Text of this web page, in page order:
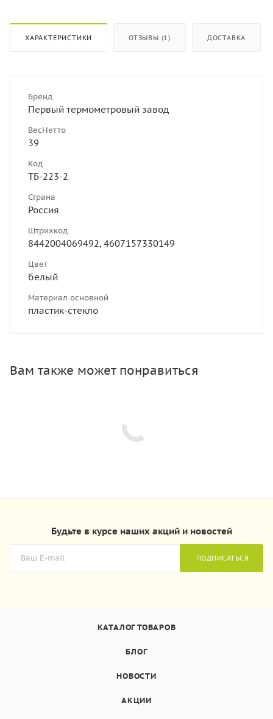
ХАРАКТЕРИСТИКИ ОТЗЫВЫ (1) ДОСТАВКА
Бренд
Первый термометровый завод
ВесНетто
39
Код
ТБ-223-2
Страна
Россия
Штрихкод
8442004069492, 4607157330149
Цвет
белый
Материал основной
пластик-стекло
Вам также может понравиться
Будьте в курсе наших акций и новостей
ПОДПИСАТЬСЯ
КАТАЛОГ ТОВАРОВ
БЛОГ
НОВОСТИ
АКЦИИ